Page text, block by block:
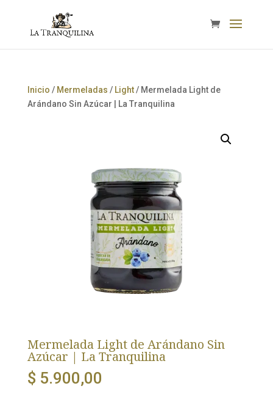
Inicio / Mermeladas / Light/ Mermelada Light de
Arándano Sin Azúcar | La Tranquilina
Mermelada Light de Arándano Sin
Azúcar | La Tranquilina
$ 5.900,00